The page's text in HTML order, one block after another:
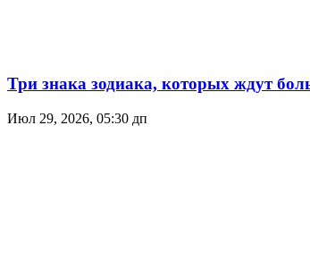
Три знака зодиака, которых ждут
Июл 29, 2026, 05:30 дп